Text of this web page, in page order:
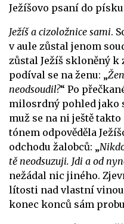
Ježíšovo psaní do
Ježíš a cizoložnice sami.
v aule zůstal jenom
zůstal Ježíš skloněný k
podíval se na ženu: „
neodsoudil?“ Po
milosrdný pohled jako
muž se na ni ještě
tónem odpověděla
odchodu žalobců: „
tě neodsuzuji. Jdi a od
nežádal nic jiného.
lítosti nad vlastní
konec konců sám